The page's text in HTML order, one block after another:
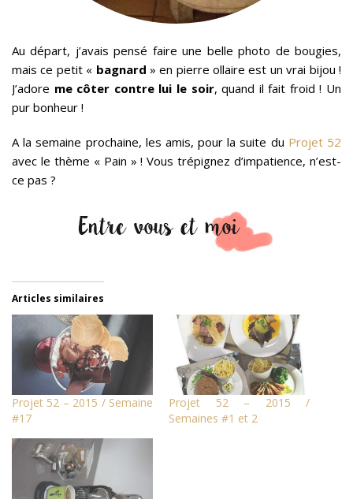
Au départ, j’avais pensé faire une belle photo de bougies,
mais ce petit « bagnard » en pierre ollaire est un vrai bijou !
J’adore me côter contre lui le soir, quand il fait froid ! Un
pur bonheur !
A la semaine prochaine, les amis, pour la suite du Projet 52
avec le thème « Pain » ! Vous trépignez d’impatience, n’est-
ce pas ?
Articles similaires
Projet 52 – 2015 / Semaine
#17
Projet 52 – 2015 /
Semaines #1 et 2